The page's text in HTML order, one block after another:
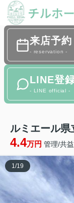
来店予約
- reservation -
LINE登
- LINE official -
ルミエール県
4.4万円 管理/共
1/19